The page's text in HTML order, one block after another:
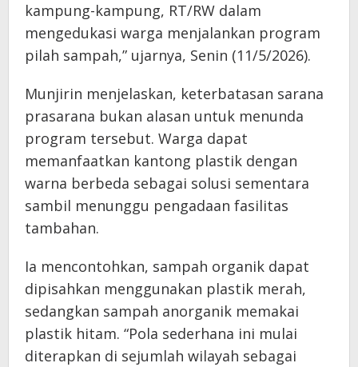
kampung-kampung, RT/RW dalam
mengedukasi warga menjalankan program
pilah sampah,” ujarnya, Senin (11/5/2026).
Munjirin menjelaskan, keterbatasan sarana
prasarana bukan alasan untuk menunda
program tersebut. Warga dapat
memanfaatkan kantong plastik dengan
warna berbeda sebagai solusi sementara
sambil menunggu pengadaan fasilitas
tambahan.
Ia mencontohkan, sampah organik dapat
dipisahkan menggunakan plastik merah,
sedangkan sampah anorganik memakai
plastik hitam. “Pola sederhana ini mulai
diterapkan di sejumlah wilayah sebagai